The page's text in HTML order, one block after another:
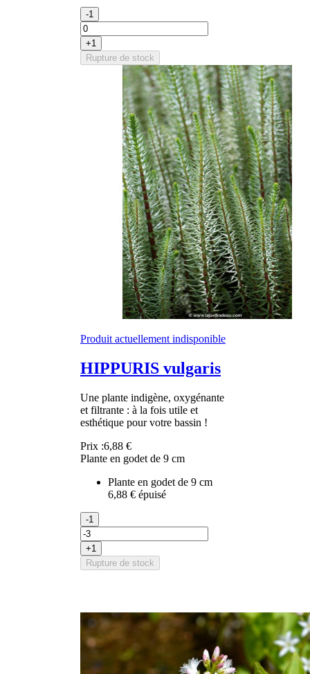
-1
+1
Rupture de stock
Produit actuellement indisponible
HIPPURIS vulgaris
Une plante indigène, oxygénante
et filtrante : à la fois utile et
esthétique pour votre bassin !
Prix :6,88 €
Plante en godet de 9 cm
Plante en godet de 9 cm
6,88 € épuisé
-1
+1
Rupture de stock